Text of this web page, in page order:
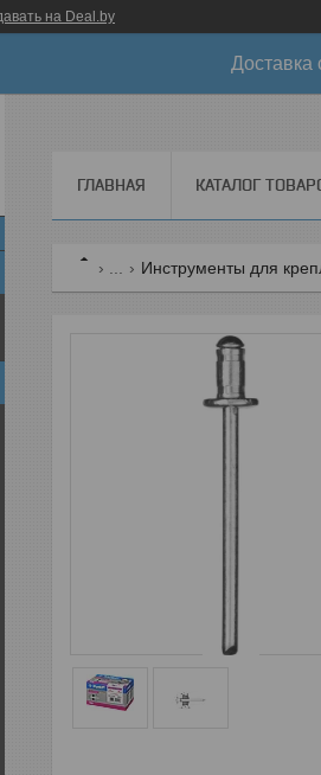
на Deal.by
Доставка
ГЛАВНАЯ КАТАЛОГ
Инструменты для